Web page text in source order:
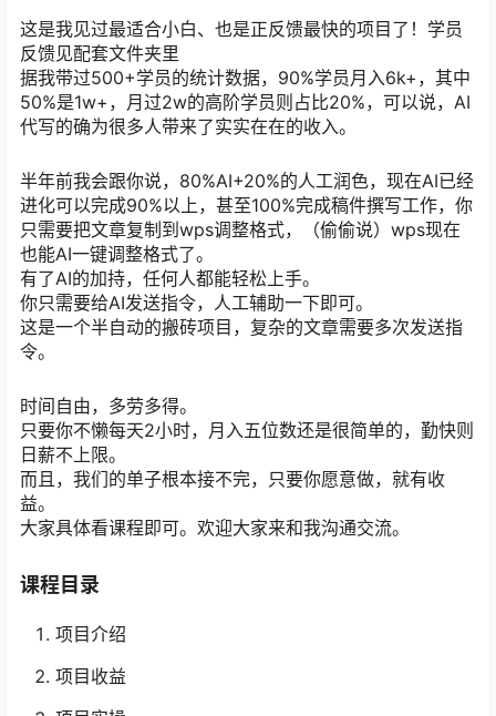
这是我见过最适合小白、也是正反馈最快的项目了！学员
反馈见配套文件夹里
据我带过500+学员的统计数据，90%学员月入6k+，其中
50%是1w+，月过2w的高阶学员则占比20%，可以说，AI
代写的确为很多人带来了实实在在的收入。
半年前我会跟你说，80%AI+20%的人工润色，现在AI已经
进化可以完成90%以上，甚至100%完成稿件撰写工作，你
只需要把文章复制到wps调整格式，（偷偷说）wps现在
也能AI一键调整格式了。
有了AI的加持，任何人都能轻松上手。
你只需要给AI发送指令，人工辅助一下即可。
这是一个半自动的搬砖项目，复杂的文章需要多次发送指
令。
时间自由，多劳多得。
只要你不懒每天2小时，月入五位数还是很简单的，勤快则
日薪不上限。
而且，我们的单子根本接不完，只要你愿意做，就有收
益。
大家具体看课程即可。欢迎大家来和我沟通交流。
课程目录
项目介绍
项目收益